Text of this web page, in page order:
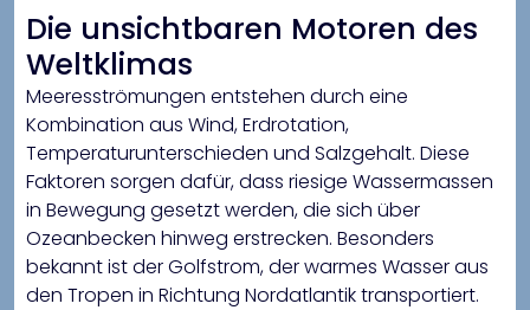
Die unsichtbaren Motoren des
Weltklimas
Meeresströmungen entstehen durch eine
Kombination aus Wind, Erdrotation,
Temperaturunterschieden und Salzgehalt. Diese
Faktoren sorgen dafür, dass riesige Wassermassen
in Bewegung gesetzt werden, die sich über
Ozeanbecken hinweg erstrecken. Besonders
bekannt ist der Golfstrom, der warmes Wasser aus
den Tropen in Richtung Nordatlantik transportiert.